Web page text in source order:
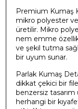
Premium Kumaş
mikro polyester ve
üretilir. Mikro
nem emme
ve şekil tutma
bir uyum sunar.
Parlak Kumaş
dikkat çekici bir
benzersiz tasarım
herhangi bir